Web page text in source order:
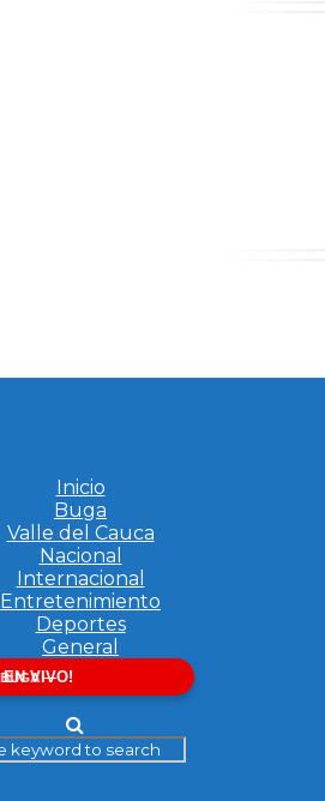
Inicio
Buga
Valle del Cauca
Nacional
Internacional
Entretenimiento
Deportes
General
EN VIVO!